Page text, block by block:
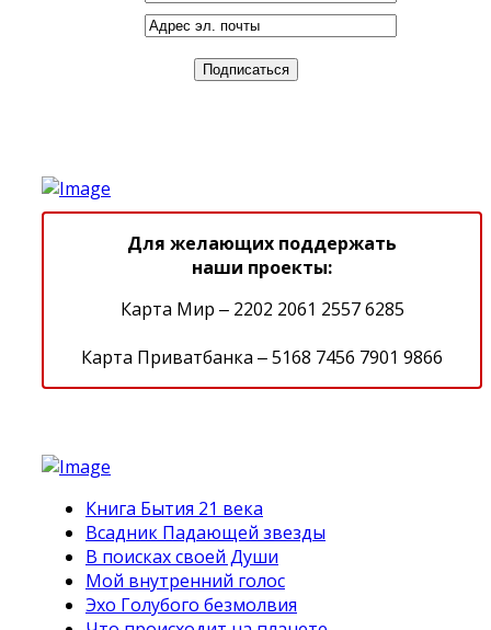
Для желающих поддержать
наши проекты:
Карта Мир ‒ 2202 2061 2557 6285
Карта Приватбанка ‒ 5168 7456 7901 9866
Книга Бытия 21 века
Всадник Падающей звезды
В поисках своей Души
Мой внутренний голос
Эхо Голубого безмолвия